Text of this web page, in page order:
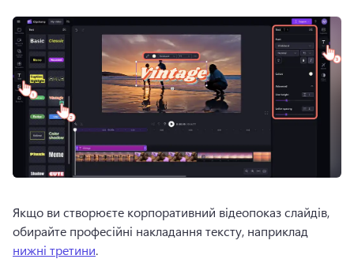
Якщо ви створюєте корпоративний відеопоказ слайдів,
обирайте професійні накладання тексту, наприклад
нижні третини.